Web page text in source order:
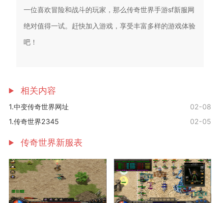
一位喜欢冒险和战斗的玩家，那么传奇世界手游sf新服网
绝对值得一试。赶快加入游戏，享受丰富多样的游戏体验
吧！
相关内容
1.中变传奇世界网址
02-08
1.传奇世界2345
02-05
传奇世界新服表